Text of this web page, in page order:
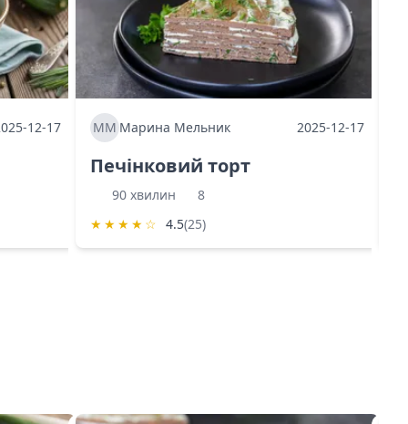
12-17 МММарина Мельник 2025-12-17
Печінковий торт
90 хвилин
8
★ ★ ★ ★ ☆ 4.5(25)